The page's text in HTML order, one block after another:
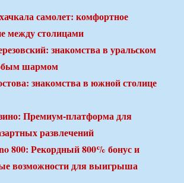
самолет: комфортное
между столицами
знакомства в уральском
шармом
знакомства в южной столице
Премиум-платформа для
развлечений
800: Рекордный 800% бонус и
возможности для выигрыша